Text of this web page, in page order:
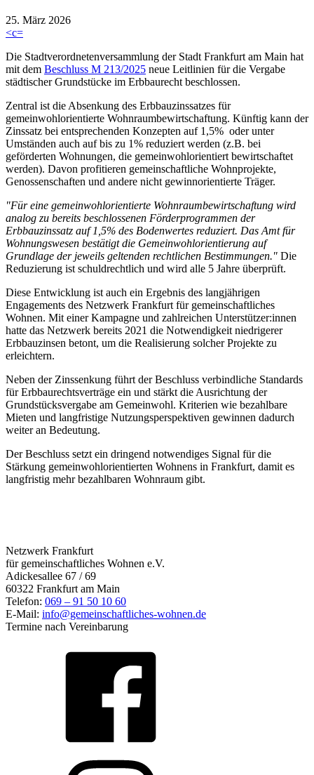
25. März 2026
<c=
Die Stadtverordnetenversammlung der Stadt Frankfurt am Main hat
mit dem Beschluss M 213/2025 neue Leitlinien für die Vergabe
städtischer Grundstücke im Erbbaurecht beschlossen.
Zentral ist die Absenkung des Erbbauzinssatzes für
gemeinwohlorientierte Wohnraumbewirtschaftung. Künftig kann der
Zinssatz bei entsprechenden Konzepten auf 1,5% oder unter
Umständen auch auf bis zu 1% reduziert werden (z.B. bei
geförderten Wohnungen, die gemeinwohlorientiert bewirtschaftet
werden). Davon profitieren gemeinschaftliche Wohnprojekte,
Genossenschaften und andere nicht gewinnorientierte Träger.
"Für eine gemeinwohlorientierte Wohnraumbewirtschaftung wird
analog zu bereits beschlossenen Förderprogrammen der
Erbbauzinssatz auf 1,5% des Bodenwertes reduziert. Das Amt für
Wohnungswesen bestätigt die Gemeinwohlorientierung auf
Grundlage der jeweils geltenden rechtlichen Bestimmungen." Die
Reduzierung ist schuldrechtlich und wird alle 5 Jahre überprüft.
Diese Entwicklung ist auch ein Ergebnis des langjährigen
Engagements des Netzwerk Frankfurt für gemeinschaftliches
Wohnen. Mit einer Kampagne und zahlreichen Unterstützer:innen
hatte das Netzwerk bereits 2021 die Notwendigkeit niedrigerer
Erbbauzinsen betont, um die Realisierung solcher Projekte zu
erleichtern.
Neben der Zinssenkung führt der Beschluss verbindliche Standards
für Erbbaurechtsverträge ein und stärkt die Ausrichtung der
Grundstücksvergabe am Gemeinwohl. Kriterien wie bezahlbare
Mieten und langfristige Nutzungsperspektiven gewinnen dadurch
weiter an Bedeutung.
Der Beschluss setzt ein dringend notwendiges Signal für die
Stärkung gemeinwohlorientierten Wohnens in Frankfurt, damit es
langfristig mehr bezahlbaren Wohnraum gibt.
Netzwerk Frankfurt
für gemeinschaftliches Wohnen e.V.
Adickesallee 67 / 69
60322 Frankfurt am Main
Telefon: 069 – 91 50 10 60
E-Mail: info@gemeinschaftliches-wohnen.de
Termine nach Vereinbarung